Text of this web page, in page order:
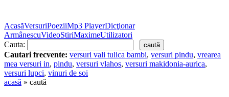
AcasăVersuriPoeziiMp3 PlayerDicţionar
ArmânescuVideoStiriMaximeUtilizatori
Cauta:
Cautari frecvente: versuri vali tulica bambi, versuri pindu, vrearea
mea versuri in, pindu, versuri vlahos, versuri makidonia-aurica,
versuri lupci, vinuri de soi
acasă » caută